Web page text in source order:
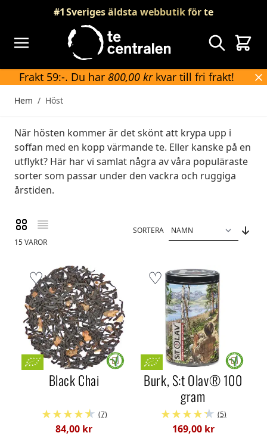
Skip to Content
#1Sveriges äldsta webbutik för te
Sök Vagn
Frakt 59:-. Du har 800,00 krkvar till fri frakt!
Hem / Höst
När hösten kommer är det skönt att krypa upp i
soffan med en kopp värmande te. Eller kanske på en
utflykt? Här har vi samlat några av våra populäraste
sorter som passar under den vackra och ruggiga
årstiden.
Visa som
RutnätLista
15VAROR
SORTERA
Black Chai
(7)
84,00 kr
Burk, S:t Olav® 100
gram
(5)
169,00 kr